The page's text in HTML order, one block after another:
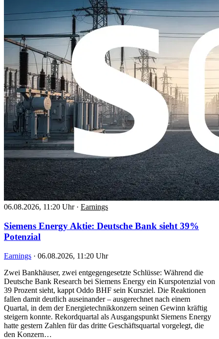
06.08.2026, 11:20 Uhr · Earnings
Siemens Energy Aktie: Deutsche Bank sieht 39%
Potenzial
Earnings · 06.08.2026, 11:20 Uhr
Zwei Bankhäuser, zwei entgegengesetzte Schlüsse: Während die
Deutsche Bank Research bei Siemens Energy ein Kurspotenzial von
39 Prozent sieht, kappt Oddo BHF sein Kursziel. Die Reaktionen
fallen damit deutlich auseinander – ausgerechnet nach einem
Quartal, in dem der Energietechnikkonzern seinen Gewinn kräftig
steigern konnte. Rekordquartal als Ausgangspunkt Siemens Energy
hatte gestern Zahlen für das dritte Geschäftsquartal vorgelegt, die
den Konzern…